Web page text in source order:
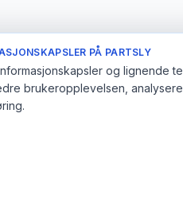
PÅ PARTSLY
og lignende
brukeropplevelsen,